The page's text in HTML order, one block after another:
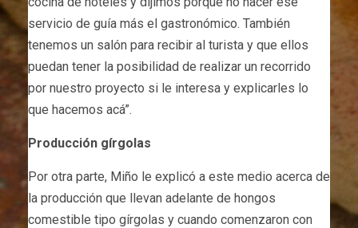
servicio de guía más el gastronómico. También
tenemos un salón para recibir al turista y que ellos
puedan tener la posibilidad de realizar un recorrido
por nuestro proyecto si le interesa y explicarles lo
que hacemos acá”.
Producción gírgolas
Por otra parte, Miño le explicó a este medio acerca de
la producción que llevan adelante de hongos
comestible tipo gírgolas y cuando comenzaron con